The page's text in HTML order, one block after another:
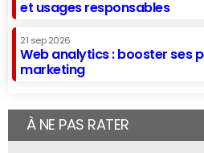
et usages responsables
21 sep 2026
Web analytics : booster ses
marketing
À NE PAS RATER